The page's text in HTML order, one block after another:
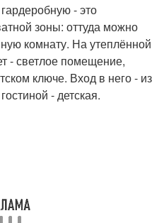
- это
зоны: оттуда можно
комнату. На утеплённой
- светлое помещение,
ключе. Вход в него - из
- детская.